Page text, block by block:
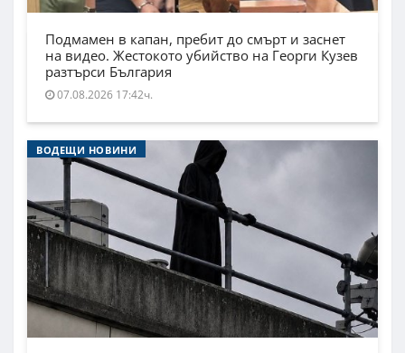
Подмамен в капан, пребит до смърт и заснет
на видео. Жестокото убийство на Георги Кузев
разтърси България
07.08.2026 17:42ч.
ВОДЕЩИ НОВИНИ